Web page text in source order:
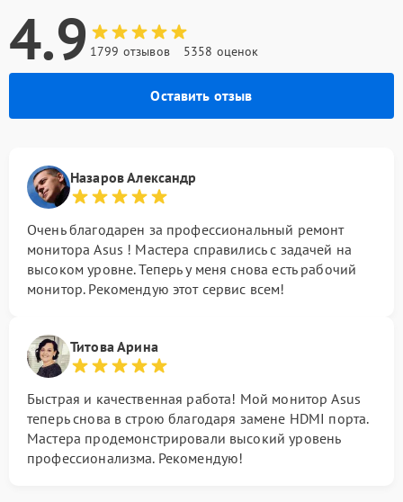
4.9 1799 отзывов 5358 оценок
Оставить отзыв
Назаров Александр
Очень благодарен за профессиональный ремонт
монитора Asus ! Мастера справились с задачей на
высоком уровне. Теперь у меня снова есть рабочий
монитор. Рекомендую этот сервис всем!
Титова Арина
Быстрая и качественная работа! Мой монитор Asus
теперь снова в строю благодаря замене HDMI порта.
Мастера продемонстрировали высокий уровень
профессионализма. Рекомендую!